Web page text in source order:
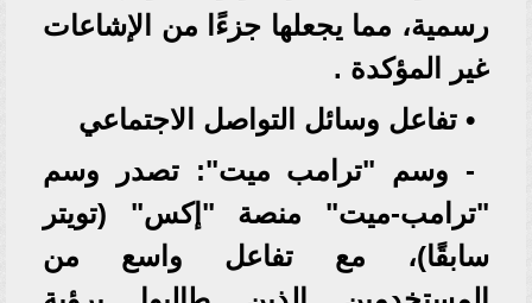
رسمية، مما يجعلها جزءًا من الإشاعات
غير المؤكدة .
• تفاعل وسائل التواصل الاجتماعي
- وسم "ترامب ميت": تصدر وسم
"ترامب-ميت" منصة "إكس" (تويتر
سابقًا)، مع تفاعل واسع من